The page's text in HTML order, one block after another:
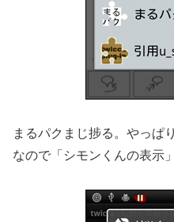
まるパクまじ捗る。やっぱ
なので「シモンくんの表示